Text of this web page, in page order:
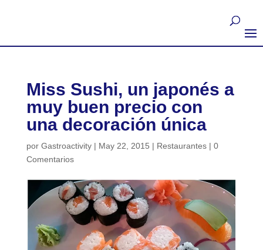
Miss Sushi, un japonés a
muy buen precio con
una decoración única
por Gastroactivity| May 22, 2015 | Restaurantes| 0
Comentarios